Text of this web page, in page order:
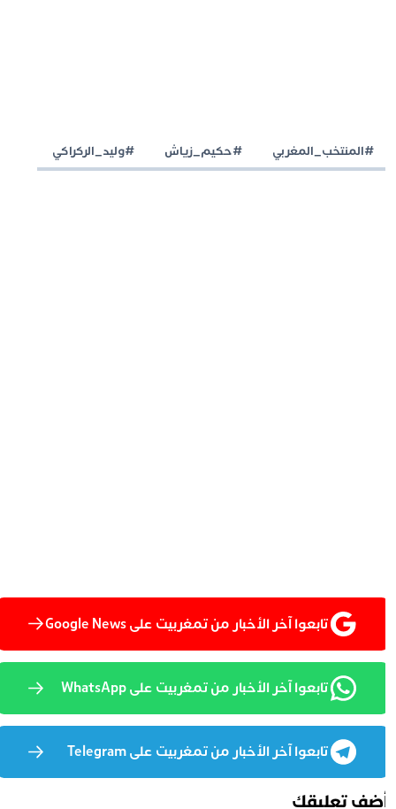
#المنتخب_المغربي #حكيم_زياش #وليد_الركراكي
تابعوا آخر الأخبار من تمغربيت على Google News
تابعوا آخر الأخبار من تمغربيت على WhatsApp
تابعوا آخر الأخبار من تمغربيت على Telegram
تعليقك